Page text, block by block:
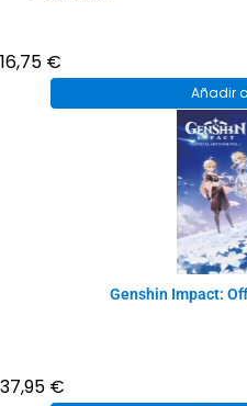
16,75 €
Añadir
Genshin Impact:
37,95 €